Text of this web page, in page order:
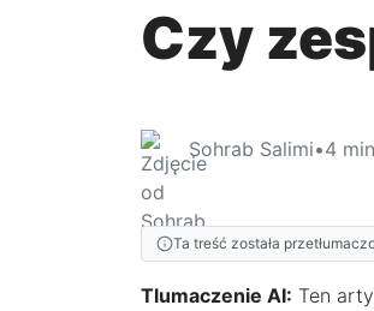
Czy
Sohrab Salimi•4
Ta treść została
Tlumaczenie AI: Ten